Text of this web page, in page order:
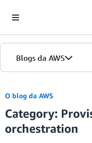
Blogs da AWS
Página inicial
Edições
O blog da AWS
Category:
orchestration